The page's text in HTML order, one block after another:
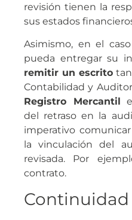
revisión tienen la
sus estados
Asimismo, en el
pueda entregar su
remitir un escrito
Contabilidad y
Registro Mercantil
del retraso en la
imperativo
la vinculación del
revisada. Por
contrato.